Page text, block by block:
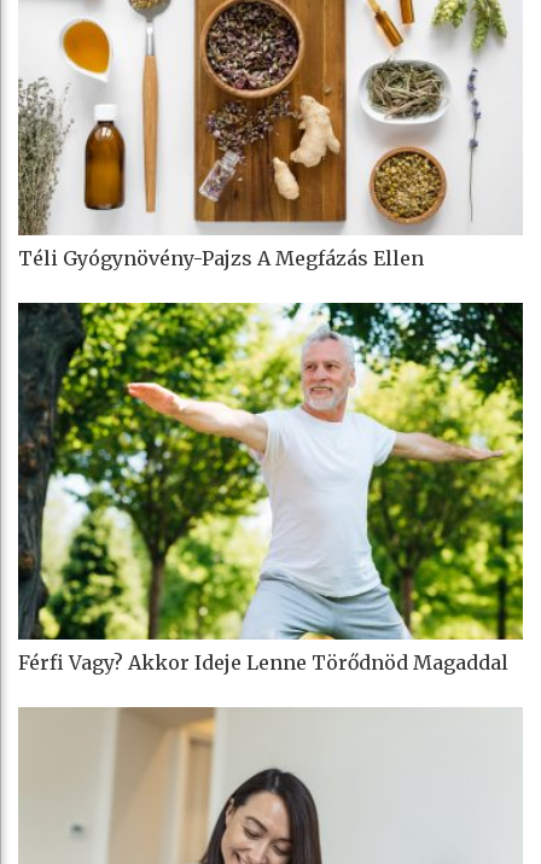
Téli Gyógynövény-Pajzs A Megfázás Ellen
Férfi Vagy? Akkor Ideje Lenne Törődnöd Magaddal